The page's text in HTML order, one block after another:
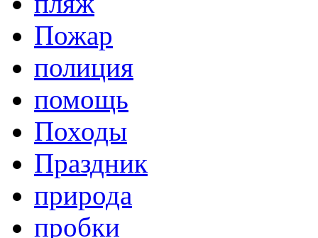
Пожар
полиция
помощь
Походы
Праздник
природа
пробки